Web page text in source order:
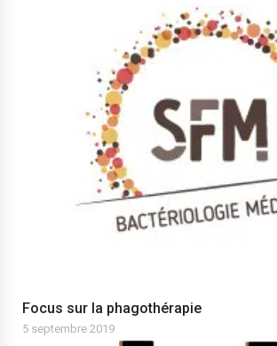
Focus sur la phagothérapie
5 septembre 2019